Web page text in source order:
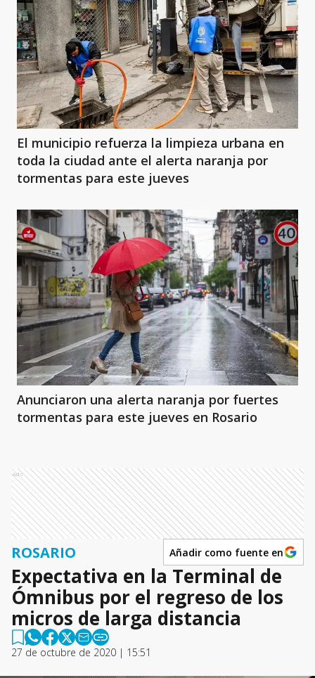
El municipio refuerza la limpieza urbana en
toda la ciudad ante el alerta naranja por
tormentas para este jueves
Anunciaron una alerta naranja por fuertes
tormentas para este jueves en Rosario
Ads
ROSARIO Añadir como fuente en
Expectativa en la Terminal de
Ómnibus por el regreso de los
micros de larga distancia
27 de octubre de 2020 | 15:51